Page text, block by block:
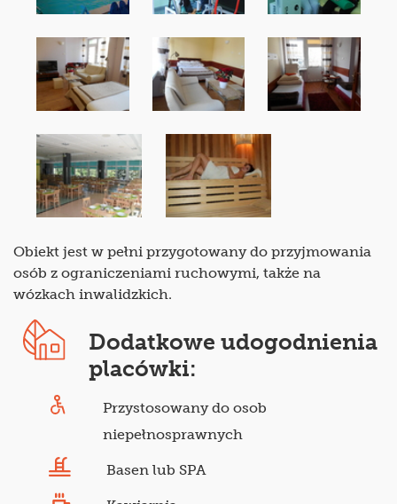
Obiekt jest w pełni przygotowany do przyjmowania
osób z ograniczeniami ruchowymi, także na
wózkach inwalidzkich.
Dodatkowe udogodnienia
placówki:
Przystosowany do osob
niepełnosprawnych
Basen lub SPA